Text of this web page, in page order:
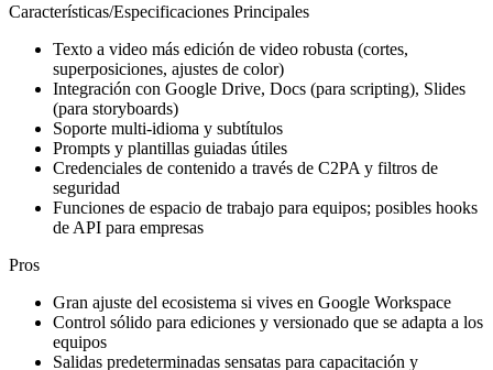
Características/Especificaciones Principales
Texto a video más edición de video robusta (cortes,
superposiciones, ajustes de color)
Integración con Google Drive, Docs (para scripting), Slides
(para storyboards)
Soporte multi‑idioma y subtítulos
Prompts y plantillas guiadas útiles
Credenciales de contenido a través de C2PA y filtros de
seguridad
Funciones de espacio de trabajo para equipos; posibles hooks
de API para empresas
Pros
Gran ajuste del ecosistema si vives en Google Workspace
Control sólido para ediciones y versionado que se adapta a los
equipos
Salidas predeterminadas sensatas para capacitación y